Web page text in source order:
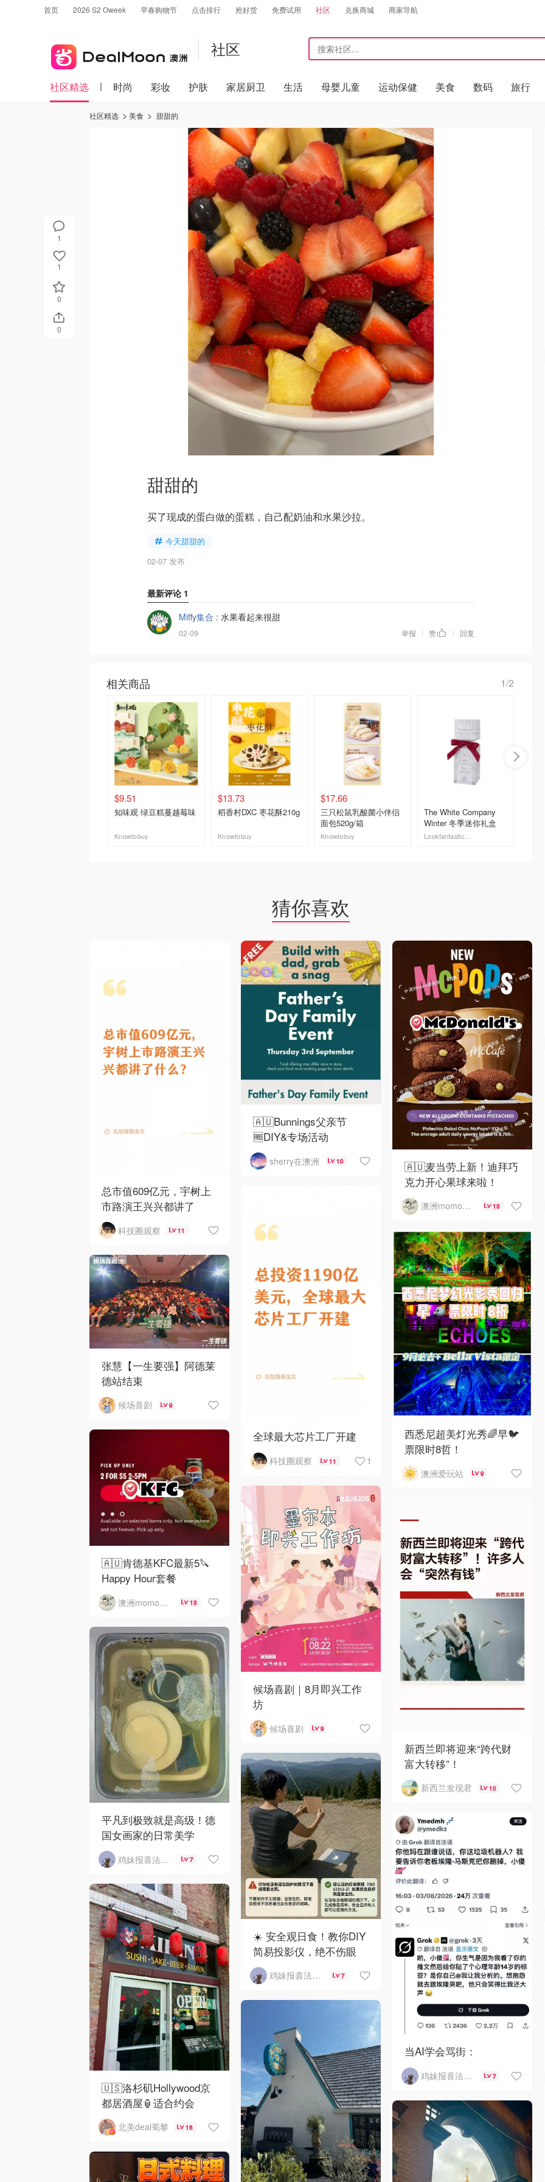
首页 2026 S2 Oweek 早春购物节 点击排行 抢好货 免费试用 社区 兑换商城 商家导航
社区
社区精选 时尚 彩妆 护肤 家居厨卫 生活 母婴儿童 运动保健 美食 数码 旅行
1
1
0
0
社区精选 美食 甜甜的
甜甜的
买了现成的蛋白做的蛋糕，自己配奶油和水果沙拉。
今天甜甜的
02-07 发布
最新评论 1
Miffy集合 : 水果看起来很甜
02-09 举报 | 赞 | 回复
相关商品 1/2
$9.51
知味观 绿豆糕蔓越莓味
Knowtobuy
$13.73
稻香村DXC 枣花酥210g
Knowtobuy
$17.66
三只松鼠乳酸菌小伴侣
面包520g/箱
Knowtobuy
The White Company
Winter 冬季迷你礼盒
Lookfantastic英国官网
猜你喜欢
总市值609亿元，宇树上
市路演王兴兴都讲了
科技圈观察 11
🇦🇺Bunnings父亲节
🆓DIY&专场活动
sherry在澳洲 10
🇦🇺麦当劳上新！迪拜巧
克力开心果球来啦！
澳洲momo爱吃 13
全球最大芯片工厂开建
科技圈观察 11 1
西悉尼超美灯光秀🌈早🐦
票限时8哲！
澳洲爱玩站 9
张慧【一生要强】阿德莱
德站结束
候场喜剧 9
🇦🇺肯德基KFC最新5🔪
Happy Hour套餐
澳洲momo爱吃 13
候场喜剧｜8月即兴工作
坊
候场喜剧 9
新西兰即将迎来“跨代财
富大转移”！
新西兰发现君 10
平凡到极致就是高级！德
国女画家的日常美学
鸡妹报喜法国实用信息版 7
☀️ 安全观日食！教你DIY
简易投影仪，绝不伤眼
鸡妹报喜法国实用信息版 7
当AI学会骂街：
鸡妹报喜法国实用信息版 7
🇺🇸洛杉矶Hollywood京
都居酒屋🏮适合约会
北美deal蜀黎 16